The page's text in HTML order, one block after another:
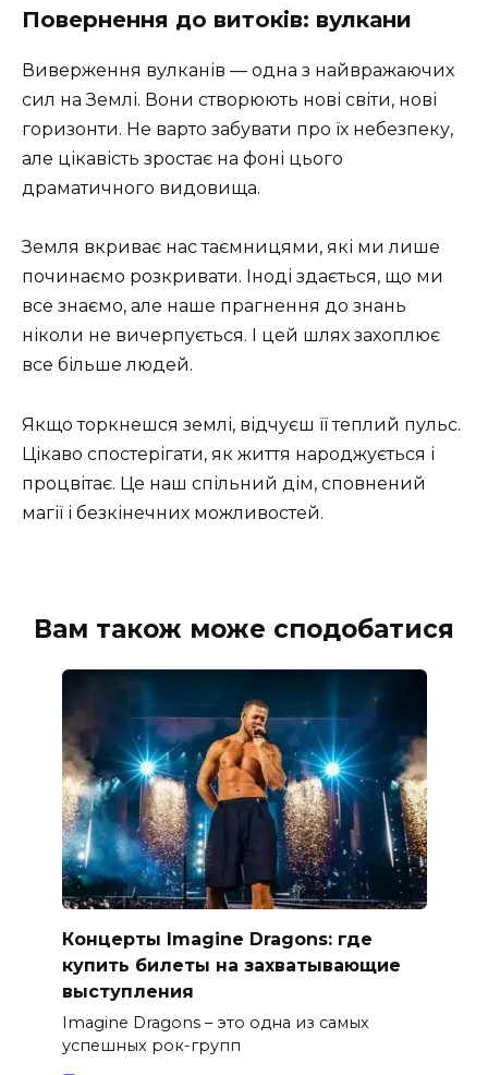
Повернення до витоків: вулкани
Виверження вулканів — одна з найвражаючих
сил на Землі. Вони створюють нові світи, нові
горизонти. Не варто забувати про їх небезпеку,
але цікавість зростає на фоні цього
драматичного видовища.
Земля вкриває нас таємницями, які ми лише
починаємо розкривати. Іноді здається, що ми
все знаємо, але наше прагнення до знань
ніколи не вичерпується. І цей шлях захоплює
все більше людей.
Якщо торкнешся землі, відчуєш її теплий пульс.
Цікаво спостерігати, як життя народжується і
процвітає. Це наш спільний дім, сповнений
магії і безкінечних можливостей.
Вам також може сподобатися
Концерты Imagine Dragons: где
купить билеты на захватывающие
выступления
Imagine Dragons – это одна из самых
успешных рок-групп